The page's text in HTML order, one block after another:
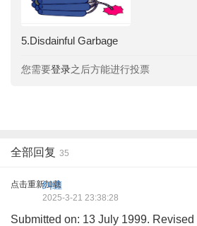
5.Disdainful Garbage
您需要登录之后方能进行投票
全部回复 35
点击重新加载
纠缠
2025-3-21 23:38:28
Submitted on: 13 July 1999.